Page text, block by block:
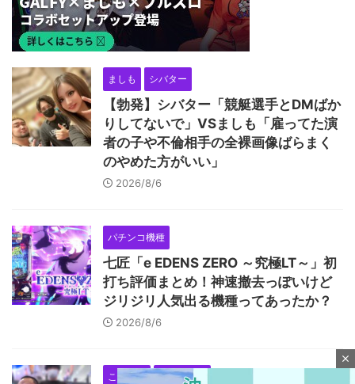
ましも シバター
【勃発】シバター「競艇選手とDMばか
りしてないで」VSましも「雇ってた演
者の子や不倫相手の全裸画像ばらまく
のやめた方がいい」
2026/8/6
パチンコ機種
七匠「e EDENS ZERO ～究極LT～」初
打ち評価まとめ！神速撤去っぽいけど
ジリジリ人気出る機種ってあったか？
2026/8/6
こしあん にゃんぱす
close